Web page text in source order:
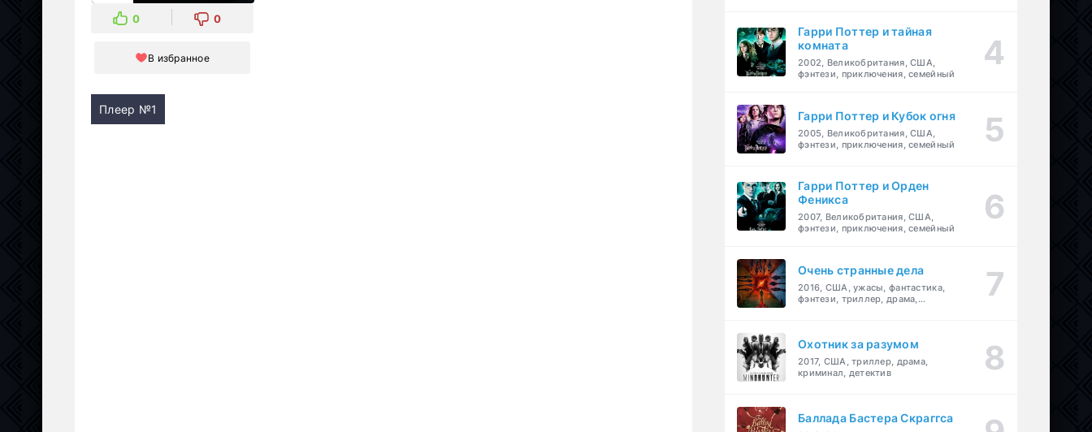
0 0
В избранное
Плеер №1
Гарри Поттер и тайная
комната
2002, Великобритания, США,
фэнтези, приключения, семейный
Гарри Поттер и Кубок огня
2005, Великобритания, США,
фэнтези, приключения, семейный
Гарри Поттер и Орден
Феникса
2007, Великобритания, США,
фэнтези, приключения, семейный
Очень странные дела
2016, США, ужасы, фантастика,
фэнтези, триллер, драма,
Охотник за разумом
2017, США, триллер, драма,
криминал, детектив
Баллада Бастера Скраггса